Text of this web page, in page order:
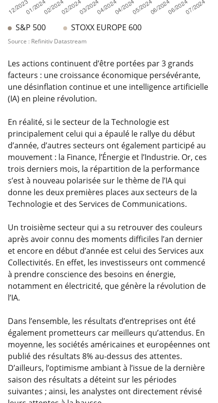
S&P 500 STOXX EUROPE 600
Source : Refinitiv Datastream
Les actions continuent d’être portées par 3 grands
facteurs : une croissance économique persévérante,
une désinflation continue et une intelligence artificielle
(IA) en pleine révolution.
En réalité, si le secteur de la Technologie est
principalement celui qui a épaulé le rallye du début
d’année, d’autres secteurs ont également participé au
mouvement : la Finance, l’Énergie et l’Industrie. Or, ces
trois derniers mois, la répartition de la performance
s’est à nouveau polarisée sur le thème de l’IA qui
donne les deux premières places aux secteurs de la
Technologie et des Services de Communications.
Un troisième secteur qui a su retrouver des couleurs
après avoir connu des moments difficiles l’an dernier
et encore en début d’année est celui des Services aux
Collectivités. En effet, les investisseurs ont commencé
à prendre conscience des besoins en énergie,
notamment en électricité, que génère la révolution de
l’IA.
Dans l’ensemble, les résultats d’entreprises ont été
également prometteurs car meilleurs qu’attendus. En
moyenne, les sociétés américaines et européennes ont
publié des résultats 8% au-dessus des attentes.
D’ailleurs, l’optimisme ambiant à l’issue de la dernière
saison des résultats a déteint sur les périodes
suivantes ; ainsi, les analystes ont directement révisé